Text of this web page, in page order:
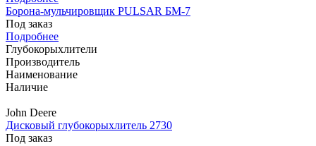
Борона-мульчировщик PULSAR БМ-7
Под заказ
Подробнее
Глубокорыхлители
Производитель
Наименование
Наличие
John Deere
Дисковый глубокорыхлитель 2730
Под заказ